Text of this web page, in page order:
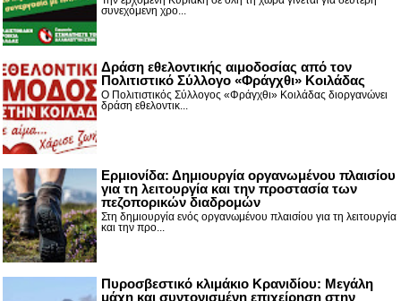
συνεχόμενη χρο...
Δράση εθελοντικής αιμοδοσίας από τον
Πολιτιστικό Σύλλογο «Φράγχθι» Κοιλάδας
Ο Πολιτιστικός Σύλλογος «Φράγχθι» Κοιλάδας διοργανώνει
δράση εθελοντικ...
Ερμιονίδα: Δημιουργία οργανωμένου πλαισίου
για τη λειτουργία και την προστασία των
πεζοπορικών διαδρομών
Στη δημιουργία ενός οργανωμένου πλαισίου για τη λειτουργία
και την προ...
Πυροσβεστικό κλιμάκιο Κρανιδίου: Μεγάλη
μάχη και συντονισμένη επιχείρηση στην